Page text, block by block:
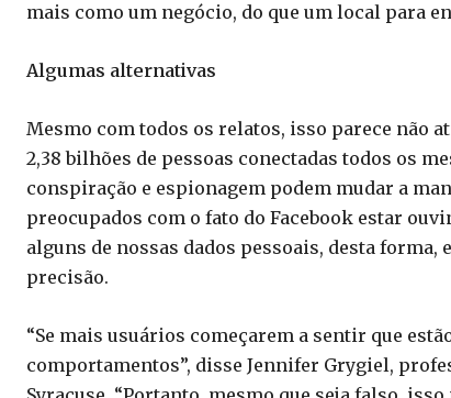
mais como um negócio, do que um local para
Algumas alternativas
Mesmo com todos os relatos, isso parece não
2,38 bilhões de pessoas conectadas todos os
conspiração e espionagem podem mudar a
preocupados com o fato do Facebook estar
alguns de nossas dados pessoais, desta
precisão.
“Se mais usuários começarem a sentir que
comportamentos”, disse Jennifer Grygiel,